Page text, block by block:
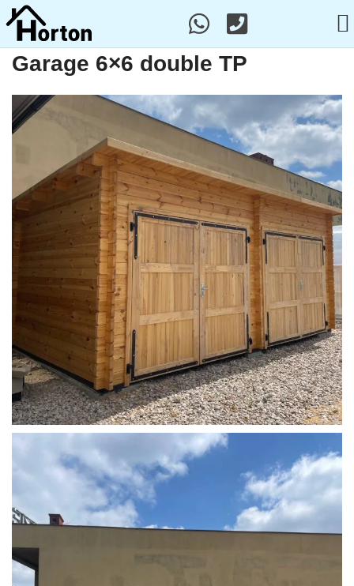
Garage 6×6 double TP